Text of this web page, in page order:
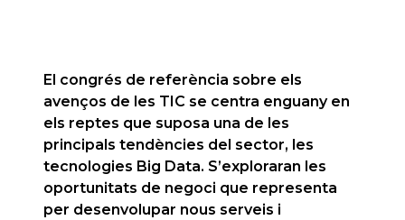
El congrés de referència sobre els
avenços de les TIC se centra enguany en
els reptes que suposa una de les
principals tendències del sector, les
tecnologies Big Data. S’exploraran les
oportunitats de negoci que representa
per desenvolupar nous serveis i